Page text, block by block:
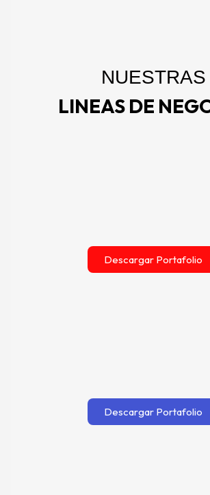
NUESTRAS
LINEAS DE
Descargar Portafolio
Descargar Portafolio